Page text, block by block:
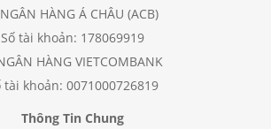
HÀNG Á CHÂU (ACB)
Số tài khoản: 178069919
HÀNG VIETCOMBANK
tài khoản: 0071000726819
Thông Tin Chung